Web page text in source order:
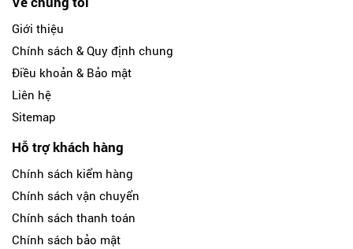
Giới thiệu
Chính sách & Quy định chung
Điều khoản & Bảo mật
Liên hệ
Sitemap
Hỗ trợ khách hàng
Chính sách kiểm hàng
Chính sách vận chuyển
Chính sách thanh toán
Chính sách bảo mật